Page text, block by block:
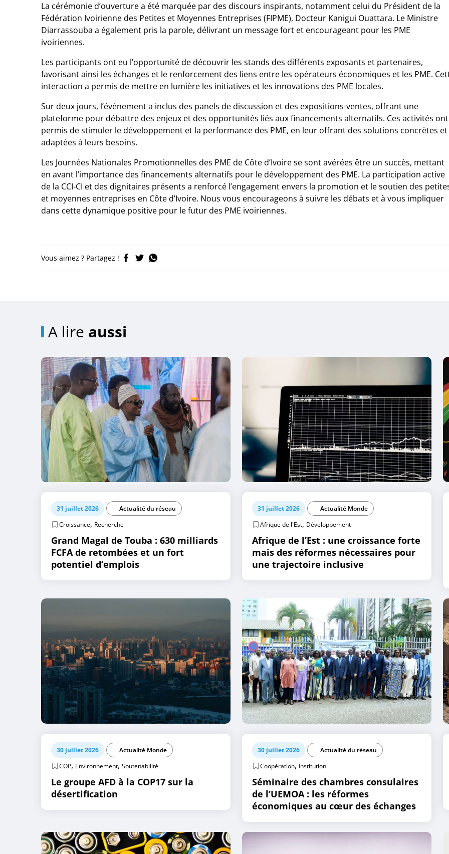
La cérémonie d’ouverture a été marquée par des discours inspirants, notamment celui du Président de la
Fédération Ivoirienne des Petites et Moyennes Entreprises (FIPME), Docteur Kanigui Ouattara. Le Ministre
Diarrassouba a également pris la parole, délivrant un message fort et encourageant pour les PME
ivoiriennes.
Les participants ont eu l’opportunité de découvrir les stands des différents exposants et partenaires,
favorisant ainsi les échanges et le renforcement des liens entre les opérateurs économiques et les PME.
interaction a permis de mettre en lumière les initiatives et les innovations des PME locales.
Sur deux jours, l’événement a inclus des panels de discussion et des expositions-ventes, offrant une
plateforme pour débattre des enjeux et des opportunités liés aux financements alternatifs. Ces activités ont
permis de stimuler le développement et la performance des PME, en leur offrant des solutions concrètes et
adaptées à leurs besoins.
Les Journées Nationales Promotionnelles des PME de Côte d’Ivoire se sont avérées être un succès, mettant
en avant l’importance des financements alternatifs pour le développement des PME. La participation active
de la CCI-CI et des dignitaires présents a renforcé l’engagement envers la promotion et le soutien des
et moyennes entreprises en Côte d’Ivoire. Nous vous encourageons à suivre les débats et à vous impliquer
dans cette dynamique positive pour le futur des PME ivoiriennes.
Vous aimez ? Partagez !
A lire aussi
31 juillet 2026
Actualité du réseau
Croissance, Recherche
Grand Magal de Touba : 630 milliards
FCFA de retombées et un fort
potentiel d’emplois
31 juillet 2026
Actualité Monde
Afrique de l'Est, Développement
Afrique de l’Est : une croissance forte
mais des réformes nécessaires pour
une trajectoire inclusive
30 juillet 2026
Actualité Monde
COP, Environnement, Soutenabilité
Le groupe AFD à la COP17 sur la
désertification
30 juillet 2026
Actualité du réseau
Coopération, Institution
Séminaire des chambres consulaires
de l’UEMOA : les réformes
économiques au cœur des échanges